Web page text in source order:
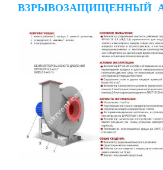
ВЗРЫВОЗАЩИЩЕННЫЙ